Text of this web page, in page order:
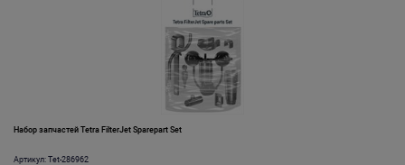
Набор запчастей Tetra FilterJet Sparepart Set
Артикул: Tet-286962